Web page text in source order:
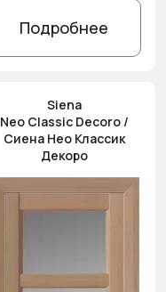
Подробнее
Siena
Neo Classic Decoro /
Сиена Нео Классик
Декоро